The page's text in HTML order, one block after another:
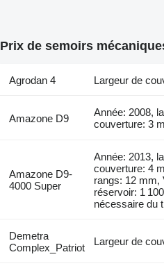
Prix de semoirs
Agrodan 4 Largeur de
Amazone D9
Année: 2008,
couverture: 3
Amazone D9-
4000 Super
Année: 2013,
couverture: 4
rangs: 12 mm,
réservoir: 1
nécessaire du
Demetra
Complex_Patriot
Largeur de